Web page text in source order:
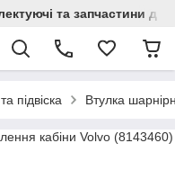
та запчастини
підвіска Втулка